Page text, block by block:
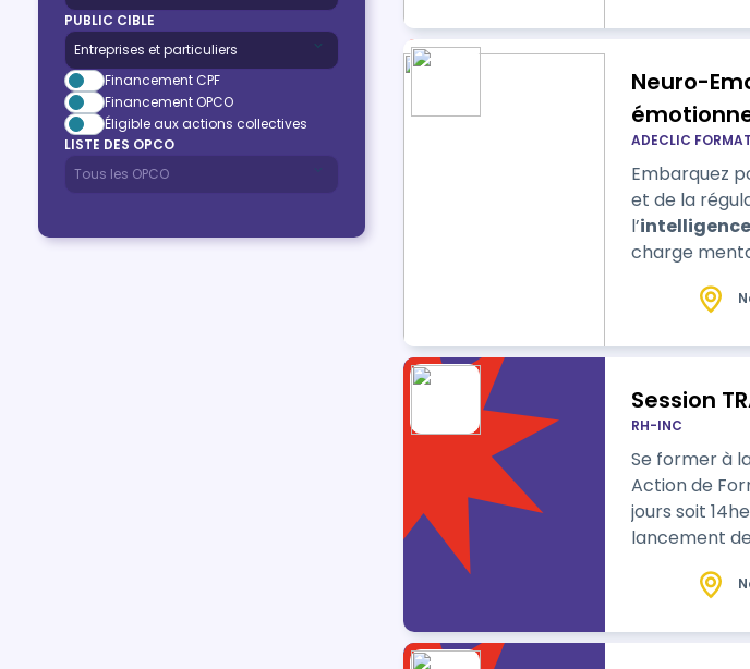
PUBLIC CIBLE
Financement CPF
Financement OPCO
Éligible aux actions collectives
LISTE DES OPCO
Neuro-
ADECLIC
Embarquez
et de la régulation des
l’intelligence
charge
renforcer la
RH-INC
Se former à
Action de
jours soit
lancement
avec le formateur. Se former à la responsabilité de